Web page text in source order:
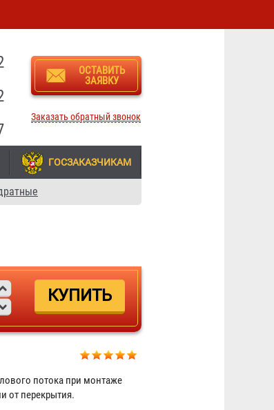
ОСТАВИТЬ
ЗАЯВКУ
Заказать обратный звонок
ГОСЗАКАЗЧИКАМ
потока при монтаже
от перекрытия.